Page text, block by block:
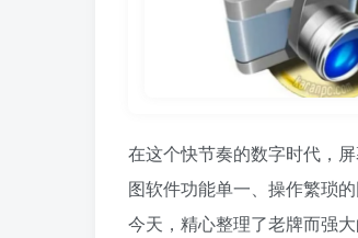
在这个快节奏的数字时代，
图软件功能单一、操作繁琐
今天，精心整理了老牌而强